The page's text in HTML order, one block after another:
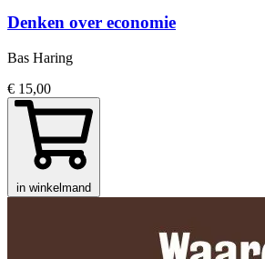
Denken over economie
Bas Haring
€ 15,00
in winkelmand